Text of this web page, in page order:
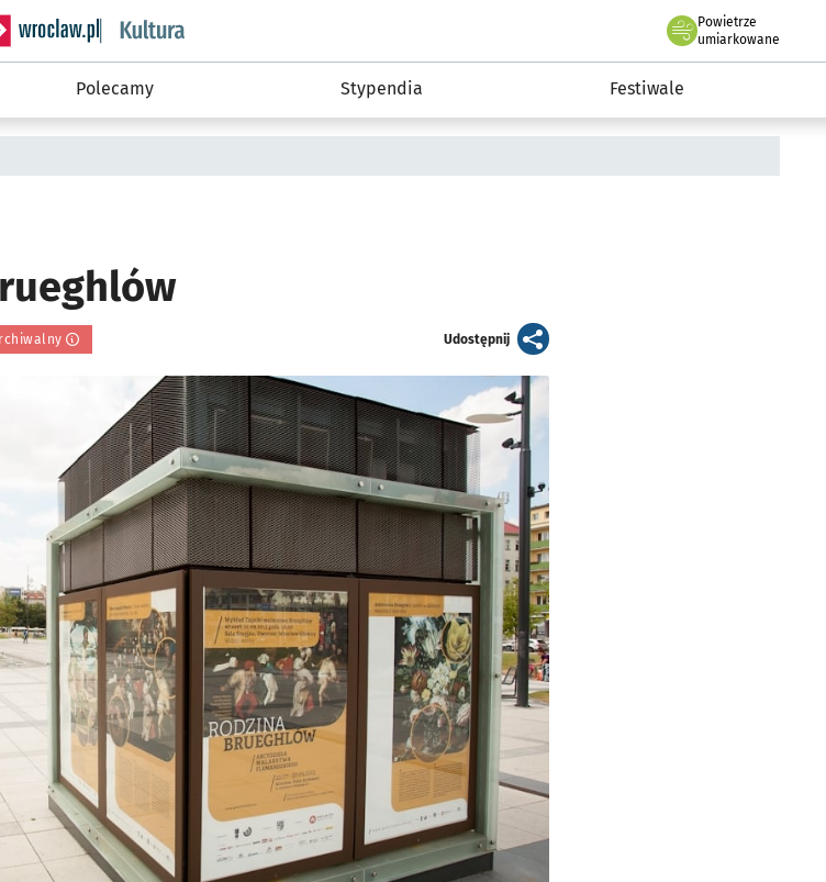
informacyjny wroclaw.pl podserwis: Kultura
Powietrze
we Wrocławiu
umiarkowane
Polecamy Stypendia Festiwale
Udostępnijartykuł